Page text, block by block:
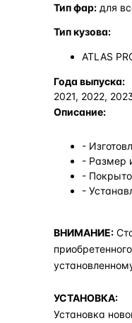
Тип фар: для
Тип кузова:
ATLAS
Года выпуска:
2021, 2022,
Описание:
-
- Размер
-
-
ВНИМАНИЕ:
УСТАНОВКА:
Установка